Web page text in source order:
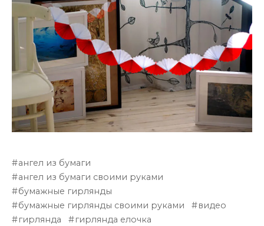
ангел из бумаги
ангел из бумаги своими руками
бумажные гирлянды
бумажные гирлянды своими руками
видео
гирлянда
гирлянда елочка